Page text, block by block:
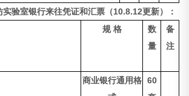
实验室银行来往凭证和汇票（10.8.12更新）：
规 格
数
量
备
注
商业银行通用格 60